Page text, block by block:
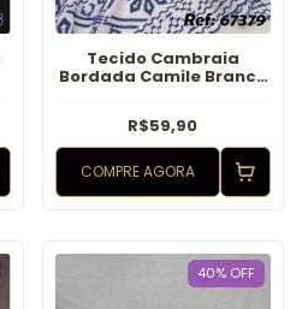
Tecido Cambraia
Bordada Camile Branco
R$59,90
COMPRE AGORA
40% OFF